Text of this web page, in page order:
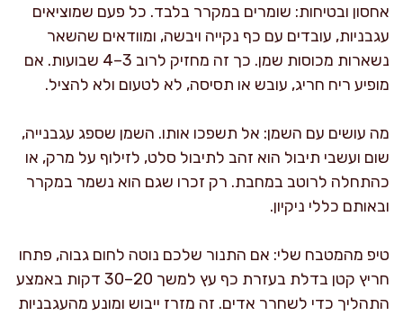
אחסון ובטיחות: שומרים במקרר בלבד. כל פעם שמוציאים
עגבניות, עובדים עם כף נקייה ויבשה, ומוודאים שהשאר
נשארות מכוסות שמן. כך זה מחזיק לרוב 3–4 שבועות. אם
מופיע ריח חריג, עובש או תסיסה, לא לטעום ולא להציל.
מה עושים עם השמן: אל תשפכו אותו. השמן שספג עגבנייה,
שום ועשבי תיבול הוא זהב לתיבול סלט, לזילוף על מרק, או
כהתחלה לרוטב במחבת. רק זכרו שגם הוא נשמר במקרר
ובאותם כללי ניקיון.
טיפ מהמטבח שלי: אם התנור שלכם נוטה לחום גבוה, פתחו
חריץ קטן בדלת בעזרת כף עץ למשך 20–30 דקות באמצע
התהליך כדי לשחרר אדים. זה מזרז ייבוש ומונע מהעגבניות